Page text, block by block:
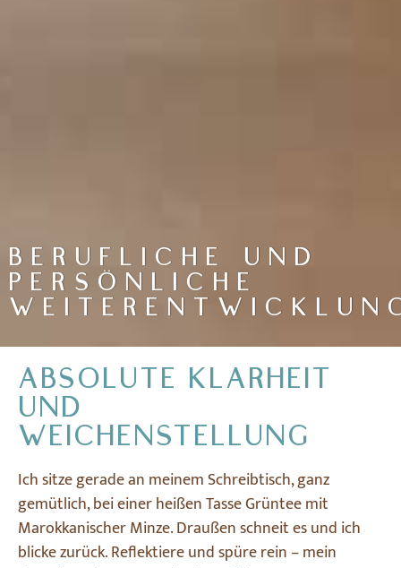
BERUFLICHE UND
PERSÖNLICHE
ABSOLUTE KLARHEIT
UND
WEICHENSTELLUNG
Ich sitze gerade an meinem Schreibtisch, ganz
gemütlich, bei einer heißen Tasse Grüntee mit
Marokkanischer Minze. Draußen schneit es und ich
blicke zurück. Reflektiere und spüre rein – mein